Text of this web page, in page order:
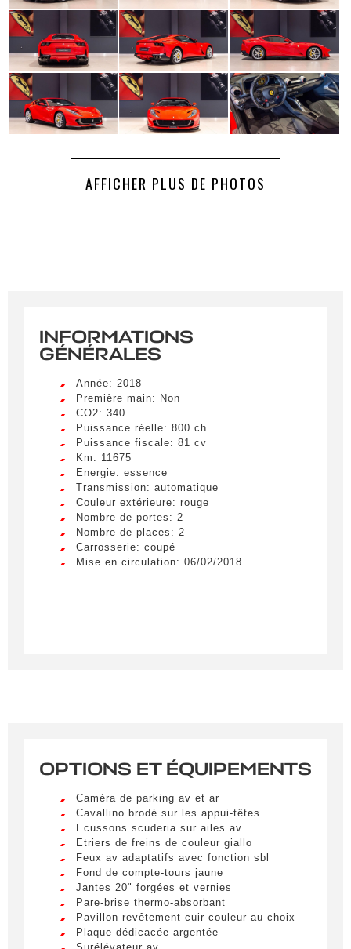
Créer une alerte
Remplissez le formulaire ci-dessous pour recevoir
une notification par e-mail dès qu’un véhicule
correspondant à vos critères sera disponible.
Civilité *
*
LIVRAISON PARTOUT EN
FRANCE
AFFICHER PLUS DE PHOTOS
INFORMATIONS
GÉNÉRALES
Année: 2018
Première main: Non
CO2: 340
Puissance réelle: 800 ch
Puissance fiscale: 81 cv
Km: 11675
Energie: essence
Transmission: automatique
Couleur extérieure: rouge
Nombre de portes: 2
Nombre de places: 2
Carrosserie: coupé
Mise en circulation: 06/02/2018
OPTIONS ET ÉQUIPEMENTS
Caméra de parking av et ar
Cavallino brodé sur les appui-têtes
Ecussons scuderia sur ailes av
Etriers de freins de couleur giallo
Feux av adaptatifs avec fonction sbl
Fond de compte-tours jaune
Jantes 20" forgées et vernies
Pare-brise thermo-absorbant
Pavillon revêtement cuir couleur au choix
Plaque dédicacée argentée